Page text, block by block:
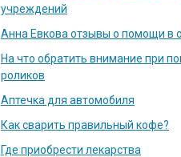
учреждений
Анна Евкова отзывы о помощи в
На что обратить внимание при
роликов
Аптечка для автомобиля
Как сварить правильный кофе?
Где приобрести лекарства